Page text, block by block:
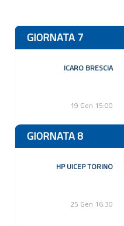
GIORNATA 7
ICARO BRESCIA
19 Gen 15:00
GIORNATA 8
HP UICEP TORINO
25 Gen 16:30